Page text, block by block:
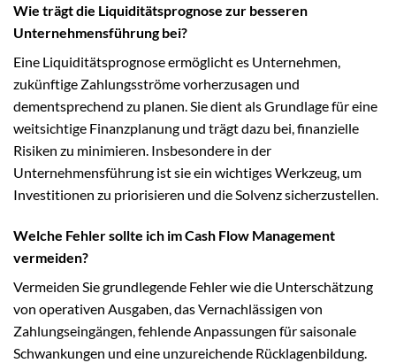
Wie trägt die Liquiditätsprognose zur besseren
Unternehmensführung bei?
Eine Liquiditätsprognose ermöglicht es Unternehmen,
zukünftige Zahlungsströme vorherzusagen und
dementsprechend zu planen. Sie dient als Grundlage für eine
weitsichtige Finanzplanung und trägt dazu bei, finanzielle
Risiken zu minimieren. Insbesondere in der
Unternehmensführung ist sie ein wichtiges Werkzeug, um
Investitionen zu priorisieren und die Solvenz sicherzustellen.
Welche Fehler sollte ich im Cash Flow Management
vermeiden?
Vermeiden Sie grundlegende Fehler wie die Unterschätzung
von operativen Ausgaben, das Vernachlässigen von
Zahlungseingängen, fehlende Anpassungen für saisonale
Schwankungen und eine unzureichende Rücklagenbildung.